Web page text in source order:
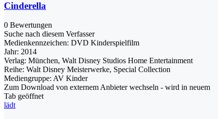
Cinderella
0 Bewertungen
Suche nach diesem Verfasser
Medienkennzeichen: DVD Kinderspielfilm
Jahr: 2014
Verlag: München, Walt Disney Studios Home Entertainment
Reihe: Walt Disney Meisterwerke, Special Collection
Mediengruppe: AV Kinder
Zum Download von externem Anbieter wechseln - wird in neuem
Tab geöffnet
lädt